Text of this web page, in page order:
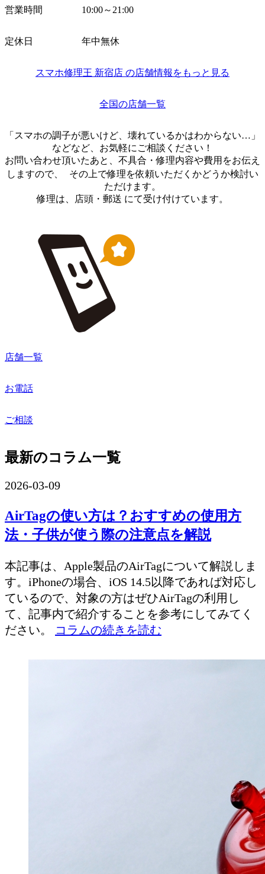
営業時間 10:00～21:00
定休日 年中無休
スマホ修理王 新宿店 の店舗情報をもっと見る
全国の店舗一覧
「スマホの調子が悪いけど、壊れているかはわからない…」
などなど、お気軽にご相談ください！
お問い合わせ頂いたあと、不具合・修理内容や費用をお伝え
しますので、 その上で修理を依頼いただくかどうか検討い
ただけます。
修理は、店頭・郵送 にて受け付けています。
店舗一覧
お電話
ご相談
最新のコラム一覧
2026-03-09
AirTagの使い方は？おすすめの使用方
法・子供が使う際の注意点を解説
本記事は、Apple製品のAirTagについて解説しま
す。iPhoneの場合、iOS 14.5以降であれば対応し
ているので、対象の方はぜひAirTagの利用し
て、記事内で紹介することを参考にしてみてく
ださい。
コラムの続きを読む